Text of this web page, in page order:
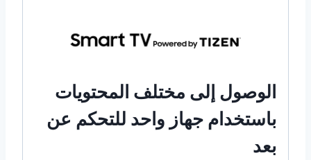
الوصول إلى مختلف المحتويات
باستخدام جهاز واحد للتحكم عن
بعد